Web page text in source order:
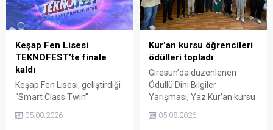
Keşap Fen Lisesi
TEKNOFEST’te finale
kaldı
Keşap Fen Lisesi, geliştirdiği
“Smart Class Twin”
2026’da finale yükseldi.
05.08.2026
Kur’an kursu öğrencileri
ödülleri topladı
Giresun’da düzenlenen
Ödüllü Dini Bilgiler
Yarışması, Yaz Kur’an kursu
mücadelesine sahne oldu.
05.08.2026